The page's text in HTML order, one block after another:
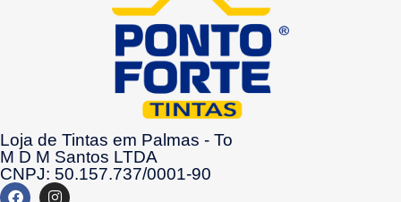
Loja de Tintas em Palmas - To
M D M Santos LTDA
CNPJ: 50.157.737/0001-90